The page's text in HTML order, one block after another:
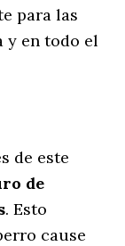
para las
y en todo el
de este
de
. Esto
cause